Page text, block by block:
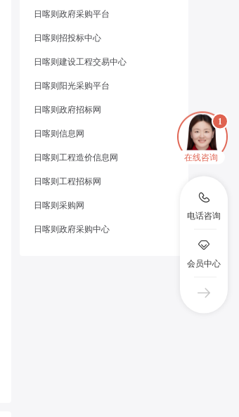
在线咨询
电话咨询
会员中心
日喀则政府采购平台
日喀则招投标中心
日喀则建设工程交易中心
日喀则阳光采购平台
日喀则政府招标网
日喀则信息网
日喀则工程造价信息网
日喀则工程招标网
日喀则采购网
日喀则政府采购中心